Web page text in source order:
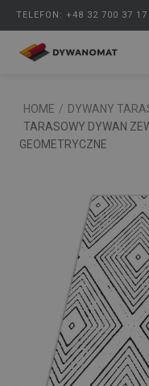
TELEFON: +48 32 700 37 17
HOME / DYWANY
TARASOWY DYWAN
GEOMETRYCZNE